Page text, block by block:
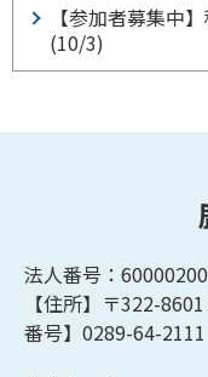
【参加者募集中
(10/3)
法人番号：
【住所】〒322-8601
番号】0289-64-2111